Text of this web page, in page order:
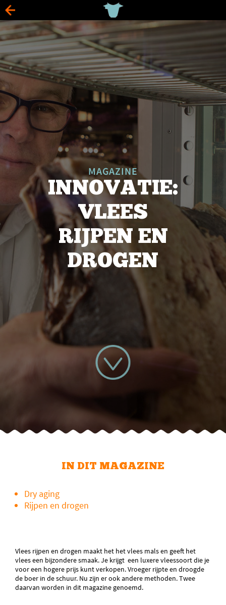
MAGAZINE
INNOVATIE:
VLEES
RIJPEN EN
DROGEN
IN DIT MAGAZINE
Dry aging
Rijpen en drogen
Vlees rijpen en drogen maakt het het vlees mals en geeft het
vlees een bijzondere smaak. Je krijgt een luxere vleessoort die je
voor een hogere prijs kunt verkopen. Vroeger rijpte en droogde
de boer in de schuur. Nu zijn er ook andere methoden. Twee
daarvan worden in dit magazine genoemd.